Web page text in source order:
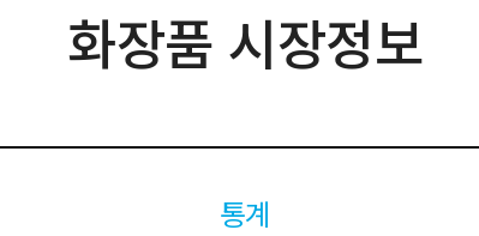
화장품 시장정보
통계